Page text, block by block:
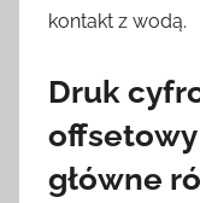
kontakt z wodą.
Druk
główne